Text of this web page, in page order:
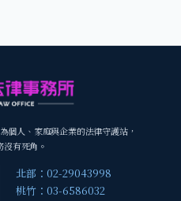
個人、家庭與企業的法律守護站，
有死角。
北部：02-29043998
桃竹：03-6586032